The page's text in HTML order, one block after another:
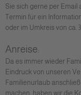
Sie sich gerne per Email
Termin für ein
oder im Umkreis von ca.
Anreise:
Da es immer wieder
Eindruck von unseren
Familienurlaub
machen, haben wir die